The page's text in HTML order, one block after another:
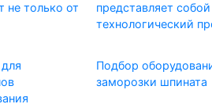
не только от
представляет
технологический
Подбор
заморозки шпината